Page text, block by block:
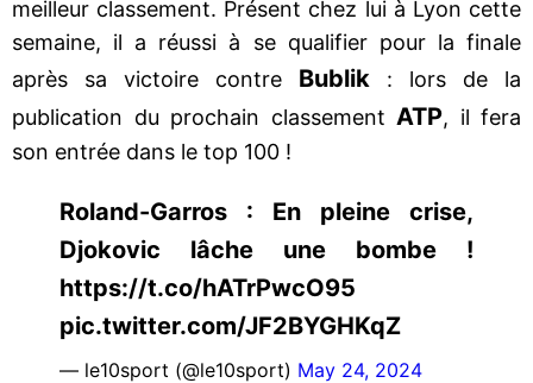
meilleur classement. Présent chez lui à Lyon cette
semaine, il a réussi à se qualifier pour la finale
après sa victoire contre Bublik
: lors de la
publication du prochain classement ATP, il fera
son entrée dans le top 100 !
Roland-Garros : En pleine crise,
Djokovic lâche une bombe !
https://t.co/hATrPwcO95
pic.twitter.com/JF2BYGHKqZ
— le10sport (@le10sport) May 24, 2024